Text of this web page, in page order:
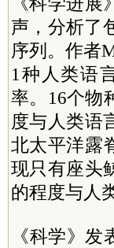
声，分析了
序列。作者
1种人类语
率。16个物
度与人类语
北太平洋露
现只有座头
的程度与人
《科学》